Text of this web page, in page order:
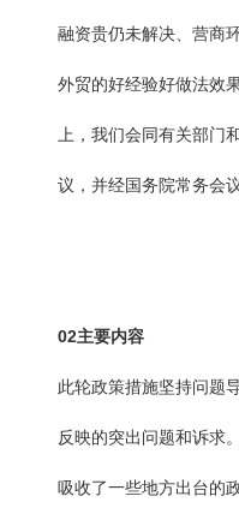
融资贵仍未解决、营商
外贸的好经验好做法效
上，我们会同有关部门
议，并经国务院常务会
02主要内容
此轮政策措施坚持问题
反映的突出问题和诉求
吸收了一些地方出台的